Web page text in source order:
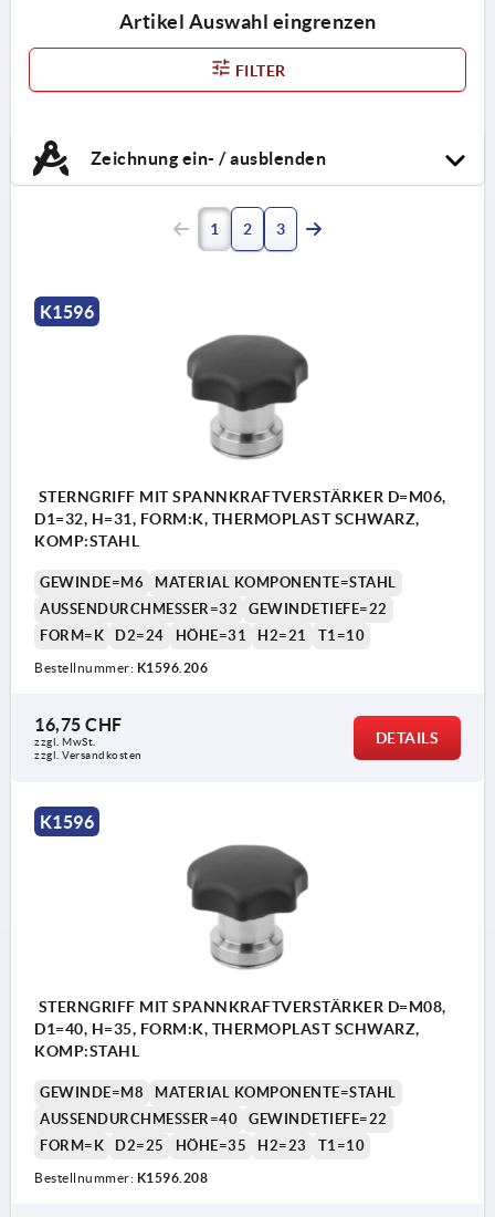
Artikel Auswahl eingrenzen
FILTER
Zeichnung ein- / ausblenden
Form K: Gewindebuchse
1 2 3
K1596
STERNGRIFF MIT SPANNKRAFTVERSTÄRKER D=M06,
D1=32, H=31, FORM:K, THERMOPLAST SCHWARZ,
KOMP:STAHL
GEWINDE=M6
MATERIAL KOMPONENTE=STAHL
AUSSENDURCHMESSER=32
GEWINDETIEFE=22
FORM=K
D2=24 HÖHE=31 H2=21 T1=10
Bestellnummer: K1596.206
16,75 CHF
zzgl. MwSt.
zzgl. Versandkosten
DETAILS
K1596
STERNGRIFF MIT SPANNKRAFTVERSTÄRKER D=M08,
D1=40, H=35, FORM:K, THERMOPLAST SCHWARZ,
KOMP:STAHL
GEWINDE=M8
MATERIAL KOMPONENTE=STAHL
AUSSENDURCHMESSER=40
GEWINDETIEFE=22
FORM=K
D2=25 HÖHE=35 H2=23 T1=10
Bestellnummer: K1596.208